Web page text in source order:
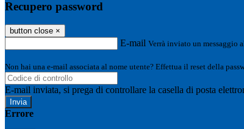
Recupero password
button close ×
E-mail Verrà inviato un messaggio
Non hai una e-mail associata al nome utente? Effettua il reset della
E-mail inviata, si prega di controllare la casella di posta
Errore